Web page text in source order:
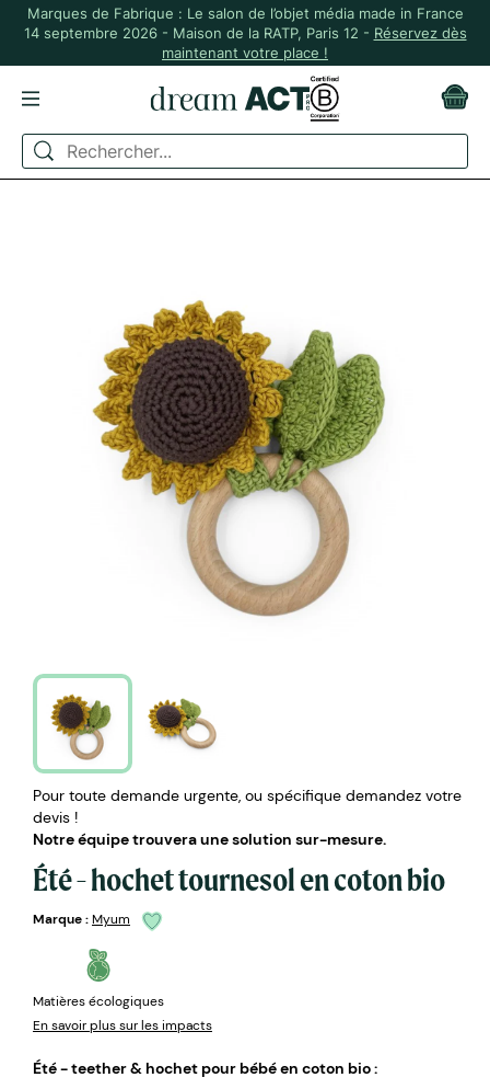
Marques de Fabrique : Le salon de l’objet média made in France
14 septembre 2026 - Maison de la RATP, Paris 12 - Réservez dès
maintenant votre place !
ACCUEIL JUNIOR ET BÉBÉ
ÉTÉ - HOCHET TOURNESOL EN COTON BIO
Pour toute demande urgente, ou spécifique demandez votre
devis !
Notre équipe trouvera une solution sur-mesure.
Été - hochet tournesol en coton bio
Marque :Myum
Matières écologiques
En savoir plus sur les impacts
Été - teether & hochet pour bébé en coton bio :